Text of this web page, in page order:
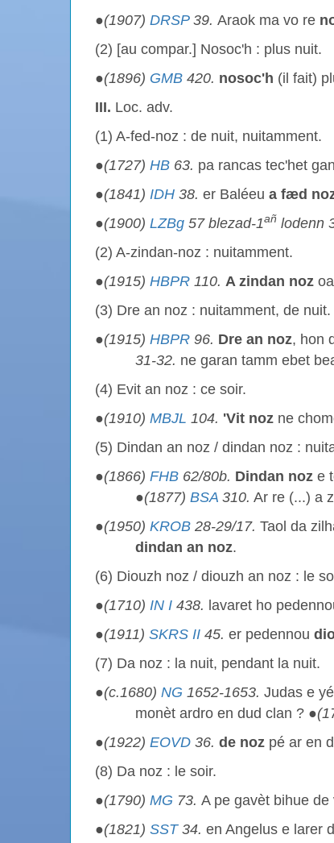
●(1907) DRSP39. Araok ma vo re
(2) [au compar.] Nosoc'h : plus nuit.
●(1896) GMB 420. nosoc'h (il fait)
III. Loc. adv.
(1) A-fed-noz : de nuit, nuitamment.
●(1727) HB 63. pa rancas tec'het
●(1841) IDH 38. er Baléeu a fæd
●(1900) LZBg 57 blezad-1añ lodenn
(2) A-zindan-noz : nuitamment.
●(1915) HBPR 110. A zindan noz
(3) Dre an noz : nuitamment, de nuit.
●(1915) HBPR 96. Dre an noz, hon
31-32. ne garan tamm ebet
(4) Evit an noz : ce soir.
●(1910) MBJL 104. 'Vit noz ne
(5) Dindan an noz / dindan noz :
●(1866) FHB 62/80b. Dindan noz e
●(1877) BSA 310. Ar re (...) a
●(1950) KROB 28-29/17. Taol da
dindan an noz.
(6) Diouzh noz / diouzh an noz : le
●(1710) IN I 438. lavaret ho
●(1911) SKRS II 45. er pedennou
(7) Da noz : la nuit, pendant la nuit.
●(c.1680) NG 1652-1653. Judas e
monèt ardro en dud clan ? ●
●(1922) EOVD 36. de noz pé ar en
(8) Da noz : le soir.
●(1790) MG 73. A pe gavèt bihue
●(1821) SST34. en Angelus e larer